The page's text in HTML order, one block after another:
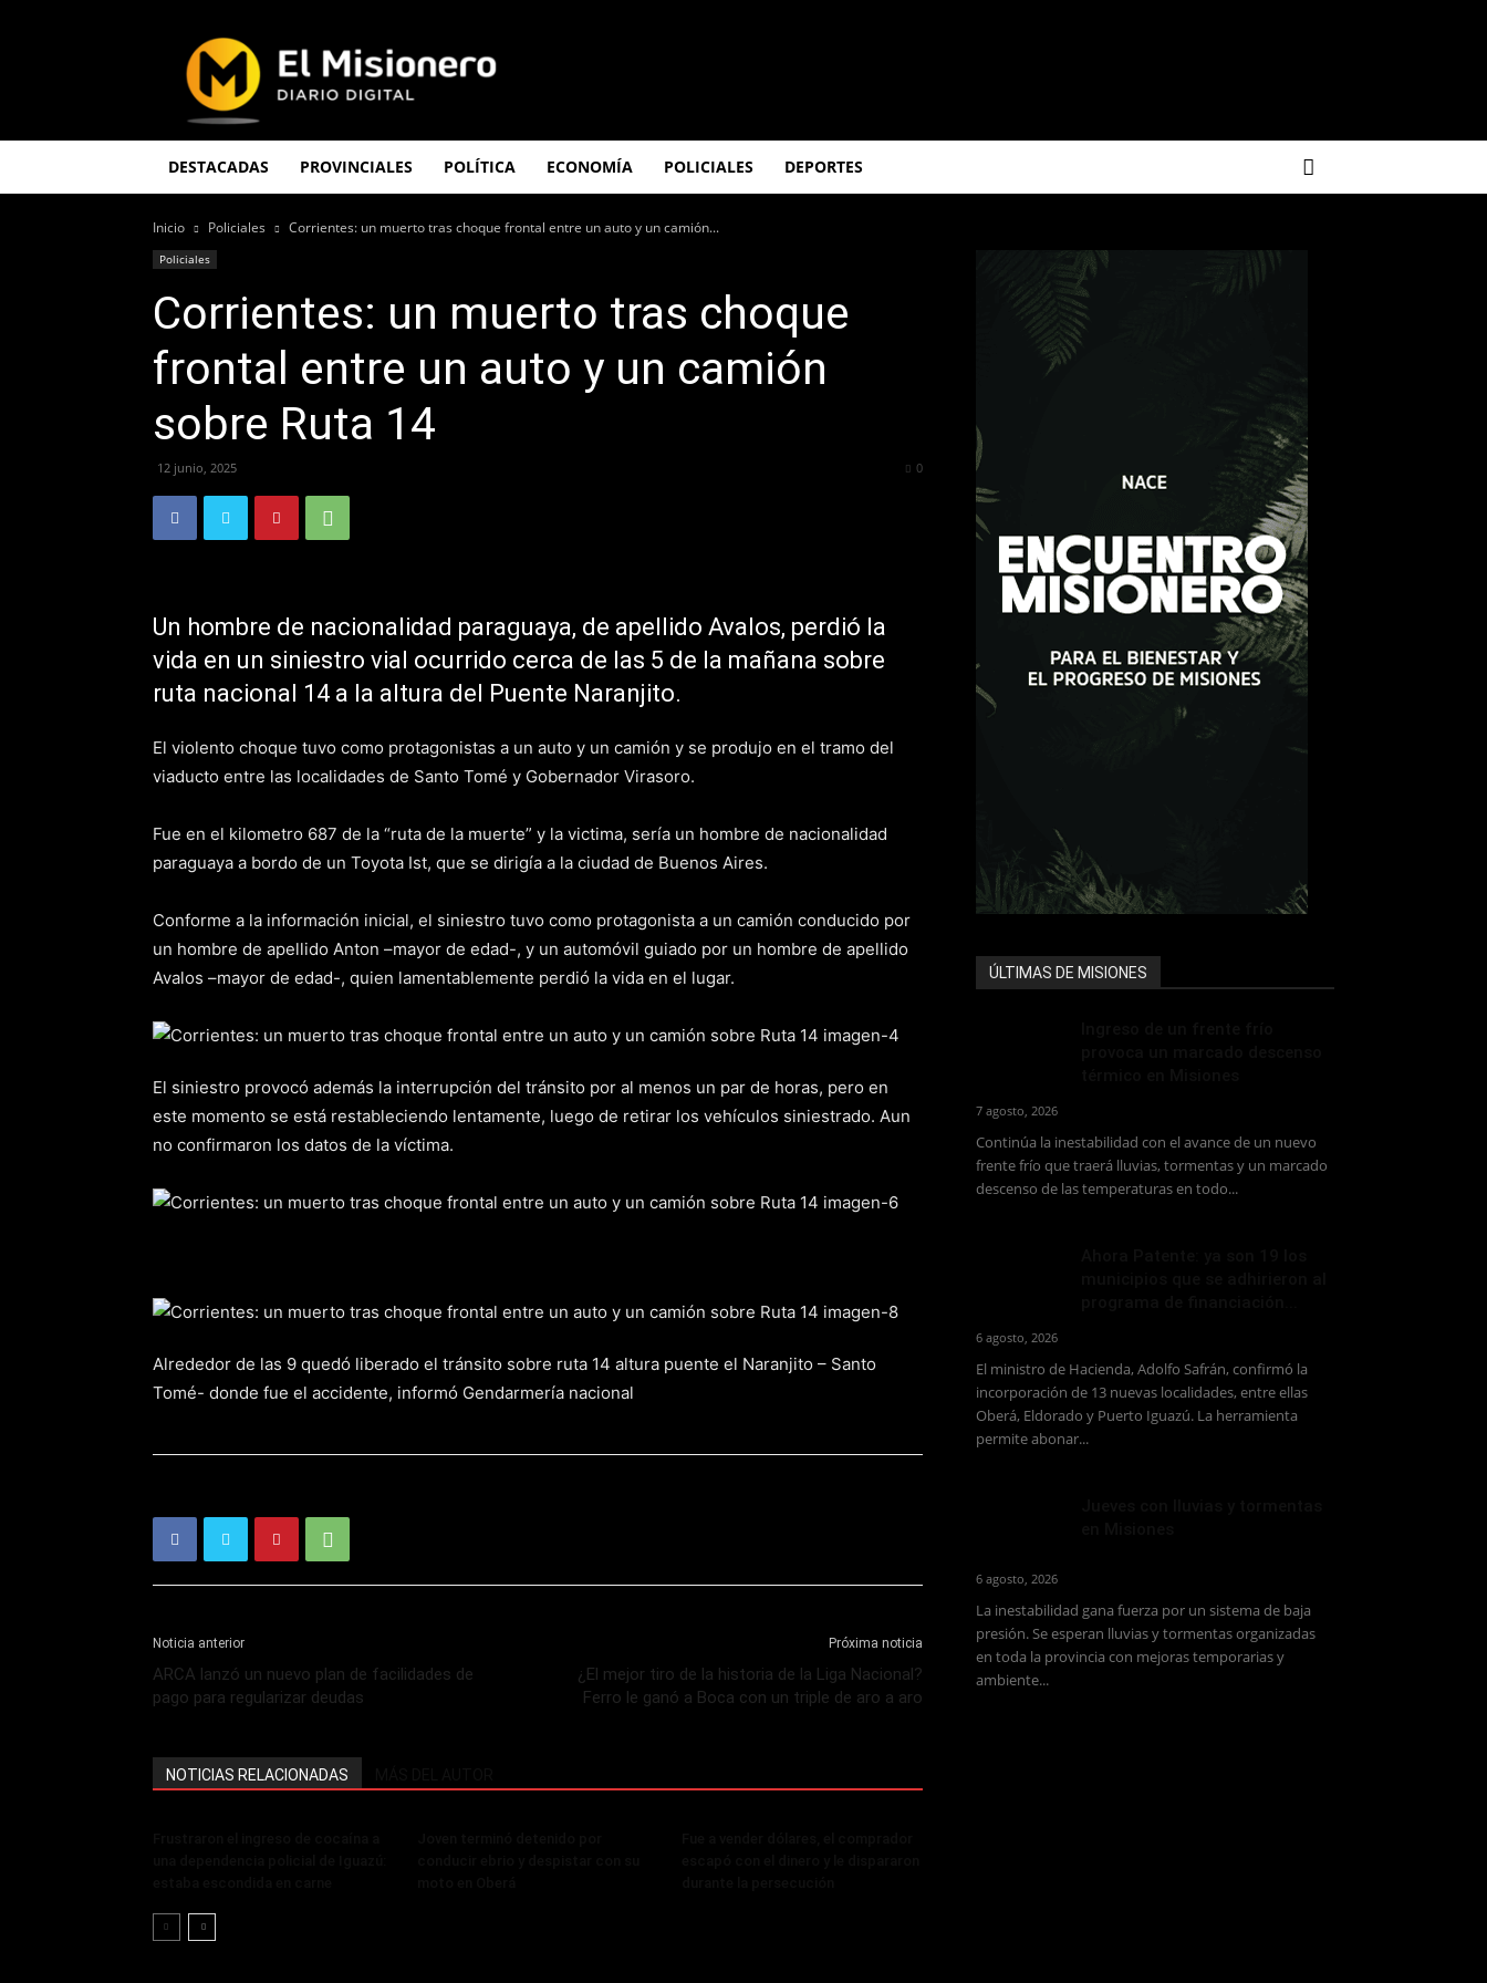
Misionero
DESTACADAS PROVINCIALES POLÍTICA ECONOMÍA POLICIALES DEPORTES
Inicio Policiales Corrientes: un muerto tras choque frontal entre un auto y un camión...
Policiales
Corrientes: un muerto tras choque
frontal entre un auto y un camión
sobre Ruta 14
12 junio, 2025 0
Un hombre de nacionalidad paraguaya, de apellido Avalos, perdió la
vida en un siniestro vial ocurrido cerca de las 5 de la mañana sobre
ruta nacional 14 a la altura del Puente Naranjito.
El violento choque tuvo como protagonistas a un auto y un camión y se produjo en el tramo del
viaducto entre las localidades de Santo Tomé y Gobernador Virasoro.
Fue en el kilometro 687 de la “ruta de la muerte” y la victima, sería un hombre de nacionalidad
paraguaya a bordo de un Toyota Ist, que se dirigía a la ciudad de Buenos Aires.
Conforme a la información inicial, el siniestro tuvo como protagonista a un camión conducido por
un hombre de apellido Anton –mayor de edad-, y un automóvil guiado por un hombre de apellido
Avalos –mayor de edad-, quien lamentablemente perdió la vida en el lugar.
El siniestro provocó además la interrupción del tránsito por al menos un par de horas, pero en
este momento se está restableciendo lentamente, luego de retirar los vehículos siniestrado. Aun
no confirmaron los datos de la víctima.
Alrededor de las 9 quedó liberado el tránsito sobre ruta 14 altura puente el Naranjito – Santo
Tomé- donde fue el accidente, informó Gendarmería nacional
Noticia anterior
ARCA lanzó un nuevo plan de facilidades de
pago para regularizar deudas
Próxima noticia
¿El mejor tiro de la historia de la Liga Nacional?
Ferro le ganó a Boca con un triple de aro a aro
NOTICIAS RELACIONADAS
ÚLTIMAS DE MISIONES
7 agosto, 2026
Continúa la inestabilidad con el avance de un nuevo
frente frío que traerá lluvias, tormentas y un marcado
descenso de las temperaturas en todo...
6 agosto, 2026
El ministro de Hacienda, Adolfo Safrán, confirmó la
incorporación de 13 nuevas localidades, entre ellas
Oberá, Eldorado y Puerto Iguazú. La herramienta
permite abonar...
6 agosto, 2026
La inestabilidad gana fuerza por un sistema de baja
presión. Se esperan lluvias y tormentas organizadas
en toda la provincia con mejoras temporarias y
ambiente...